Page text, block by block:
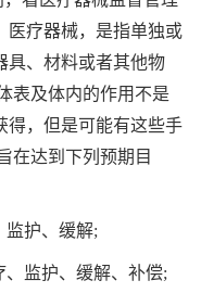
医疗器械，是指单独或
具、材料或者其他物
表及体内的作用不是
得，但是可能有这些手
在达到下列预期目
监护、缓解;
监护、缓解、补偿;